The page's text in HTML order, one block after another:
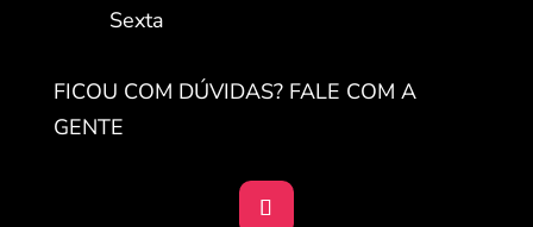
Sexta
FICOU COM DÚVIDAS? FALE COM A
GENTE